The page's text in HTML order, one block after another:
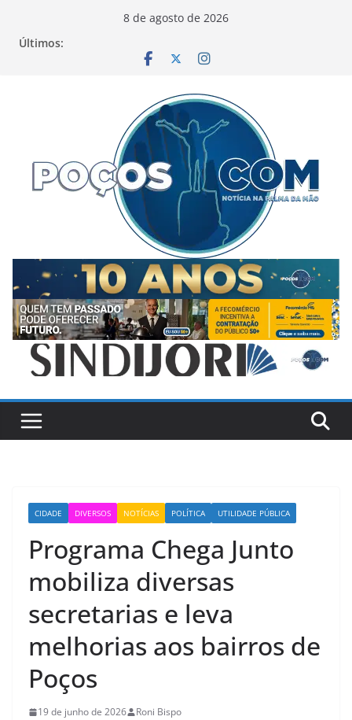
8 de agosto de 2026
Últimos:
CIDADE DIVERSOS NOTÍCIAS POLÍTICA UTILIDADE PÚBLICA
Programa Chega Junto
mobiliza diversas
secretarias e leva
melhorias aos bairros de
Poços
19 de junho de 2026 Roni Bispo